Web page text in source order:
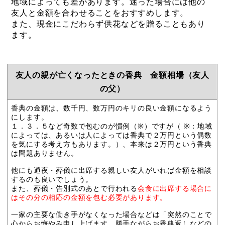
友人と金額を合わせることをおすすめします。
また、現金にこだわらず供花などを贈ることもあり
ます。
友人の親が亡くなったときの香典 金額相場（友人
の父）
香典の金額は、数千円、数万円のキリの良い金額になるよう
にします。
１．３．５など奇数で包むのが慣例（※）ですが（ ※：地域
によっては、あるいは人によっては香典で２万円という偶数
を気にする考え方もあります。）、本来は２万円という香典
は問題ありません。
他にも通夜・葬儀に出席する親しい友人がいれば金額を相談
するのも良いでしょう。
また、葬儀・告別式のあとで行われる会食に出席する場合に
はその分の相応の金額を包む必要があります。
一家の主要な働き手がなくなった場合などは「突然のことで